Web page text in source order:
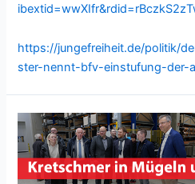
https://jungefreiheit.de/politik/
ster-nennt-bfv-einstufung-der-